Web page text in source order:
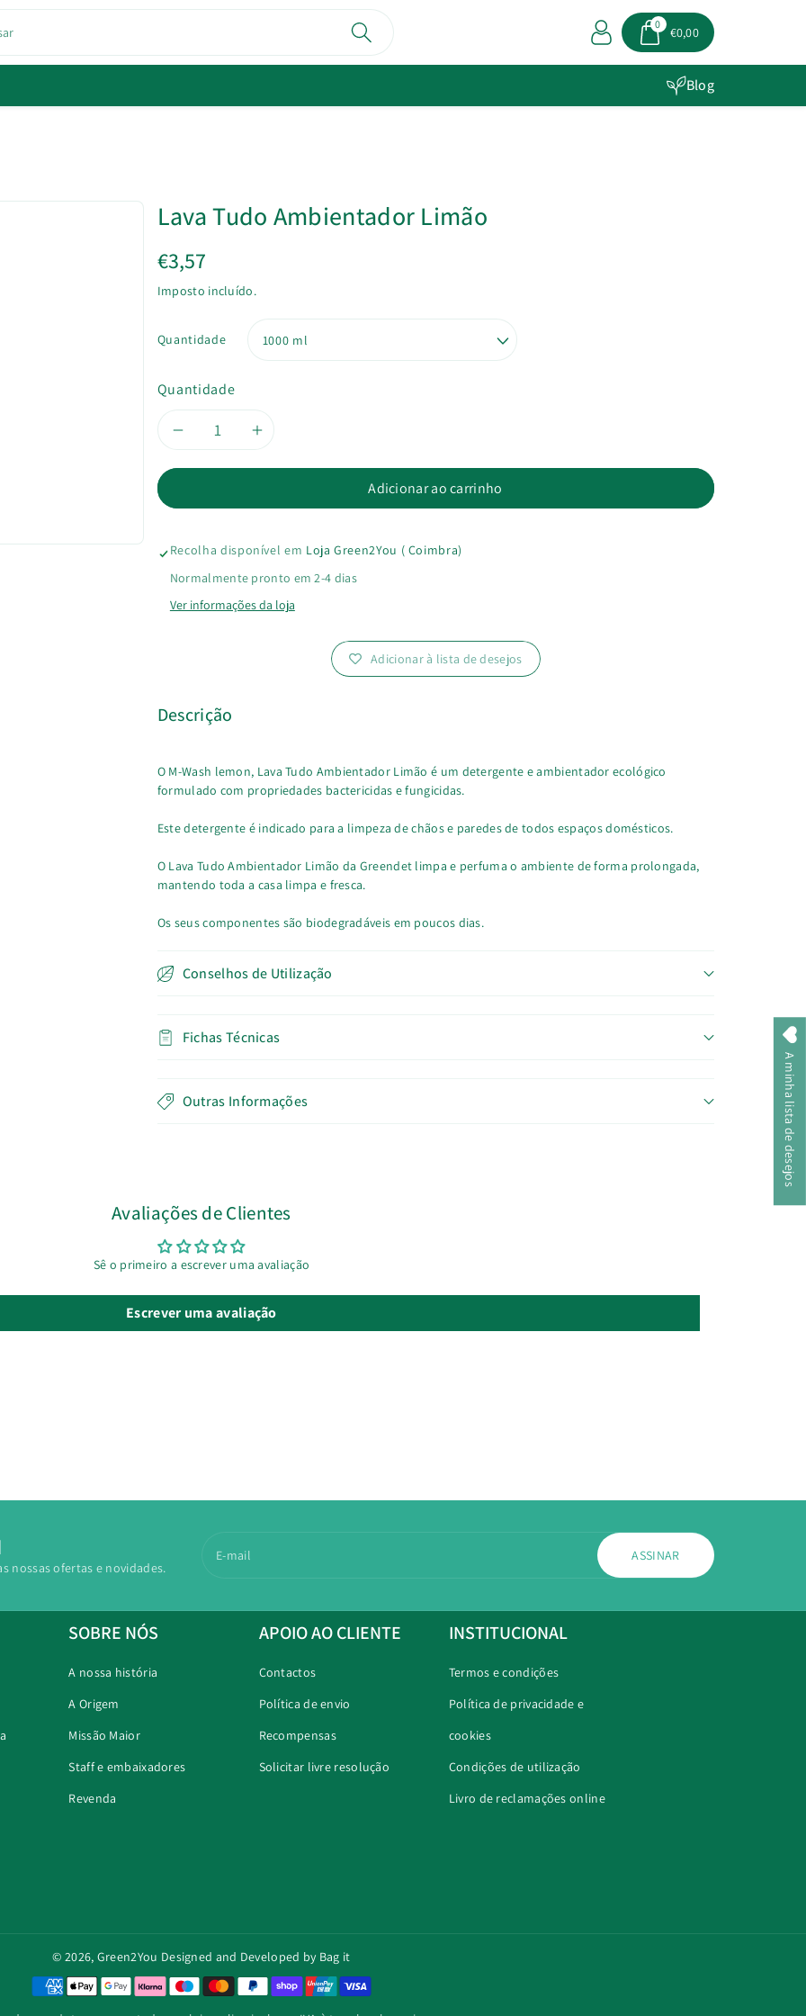
0
€0,00
Blog
Lava Tudo Ambientador Limão
€3,57
Imposto incluído.
Quantidade
Quantidade
Diminuir
de
Lava
Limão
Aumentar
de
Lava
Ambientador
Adicionar ao carrinho
Recolha disponível em Loja Green2You ( Coimbra)
Normalmente pronto em 2-4 dias
Ver informações da loja
Adicionar à lista de desejos
Descrição
O M-Wash lemon, Lava Tudo Ambientador Limão é um detergente e ambientador ecológico
formulado com propriedades bactericidas e fungicidas.
Este detergente é indicado para a limpeza de chãos e paredes de todos espaços domésticos.
O Lava Tudo Ambientador Limão da Greendet limpa e perfuma o ambiente de forma prolongada,
mantendo toda a casa limpa e fresca.
Os seus componentes são biodegradáveis em poucos dias.
Conselhos de Utilização
Fichas Técnicas
Outras Informações
Avaliações de Clientes
Sê o primeiro a escrever uma avaliação
Escrever uma avaliação
nossas ofertas e novidades.
E-mail ASSINAR
SOBRE NÓS
A nossa história
A Origem
Missão Maior
Staff e embaixadores
Revenda
APOIO AO CLIENTE
Contactos
Política de envio
Recompensas
Solicitar livre resolução
INSTITUCIONAL
Termos e condições
Política de privacidade e
cookies
Condições de utilização
Livro de reclamações online
© 2026, Green2You Designed and Developed by Bag it
M
A minha lista de desejos